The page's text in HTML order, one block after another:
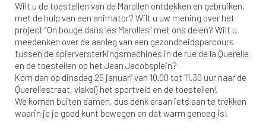
Wilt u de toestellen van de Marollen ontdekken en gebruiken,
met de hulp van een animator? Wilt u uw mening over het
project “On bouge dans les Marolles” met ons delen? Wilt u
meedenken over de aanleg van een gezondheidsparcours
tussen de spierversterkingsmachines in de rue de la Querelle
en de toestellen op het Jean Jacobsplein?
Kom dan op dinsdag 25 januari van 10.00 tot 11.30 uur naar de
Querellestraat, vlakbij het sportveld en de toestellen!
We komen buiten samen, dus denk eraan iets aan te trekken
waarin je je goed kunt bewegen en dat warm genoeg is!